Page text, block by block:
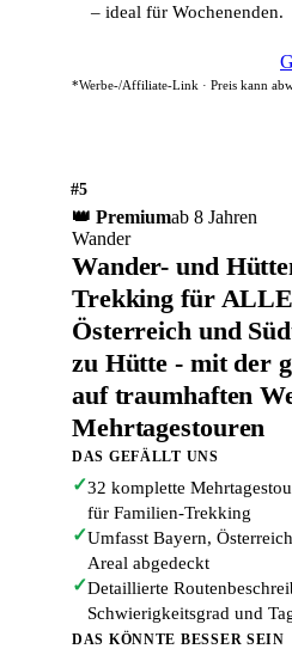
– ideal für Wochenenden.
*Werbe-/Affiliate-Link · Preis kann
#5
👑 Premiumab 8 Jahren
Wander
Wander- und
Trekking für
Österreich und
zu Hütte - mit der
auf traumhaften
Mehrtagestouren
DAS GEFÄLLT UNS
✓32 komplette
für Familien-Trekking
✓Umfasst Bayern,
Areal abgedeckt
✓Detaillierte
Schwierigkeitsgrad und
DAS KÖNNTE BESSER SEIN